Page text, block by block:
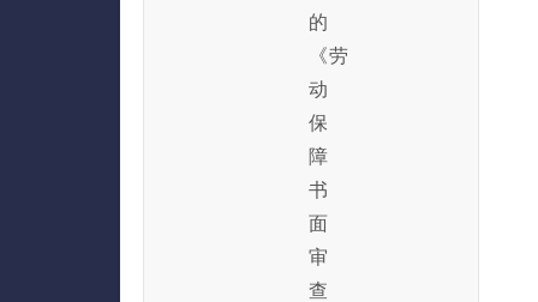
的
《劳
动
保
障
书
面
审
查